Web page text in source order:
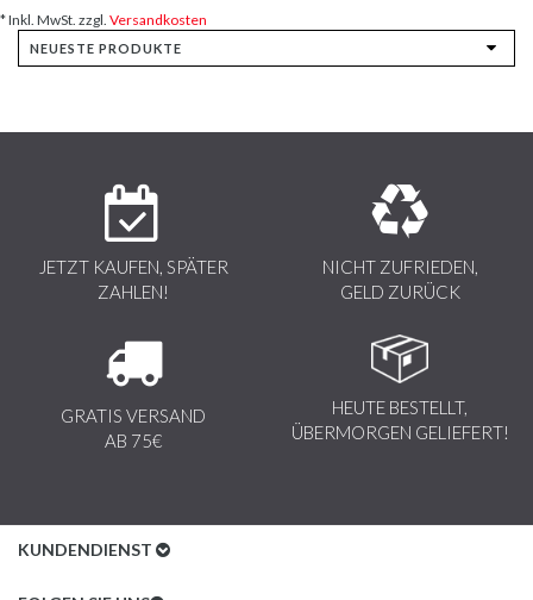
* Inkl. MwSt. zzgl. Versandkosten
JETZT KAUFEN, SPÄTER
ZAHLEN!
NICHT ZUFRIEDEN,
GELD ZURÜCK
GRATIS VERSAND
AB 75€
HEUTE BESTELLT,
ÜBERMORGEN GELIEFERT!
KUNDENDIENST
Kundenservice